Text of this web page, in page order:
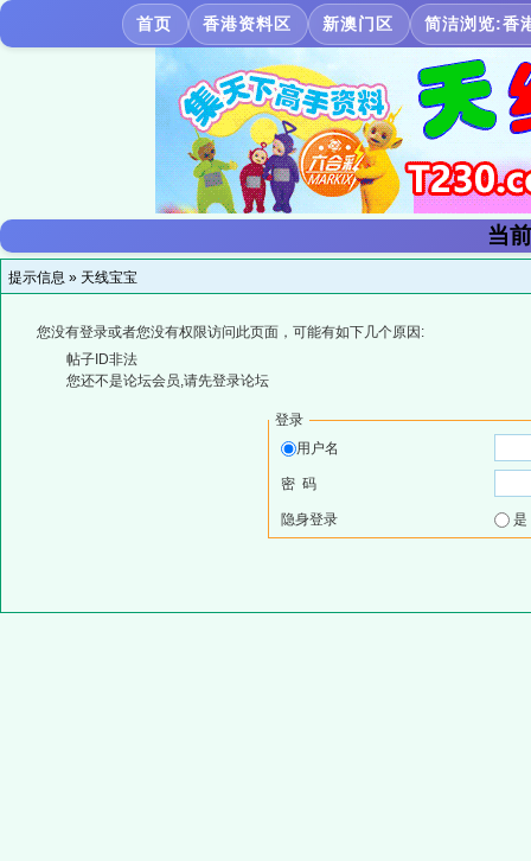
首页 香港资料区 新澳门区 简洁浏览:香
当
提示信息 » 天线宝宝
您没有登录或者您没有权限访问此页面，可能有如下几个原因:
帖子ID非法
您还不是论坛会员,请先登录论坛
登录
用户名
密 码
隐身登录